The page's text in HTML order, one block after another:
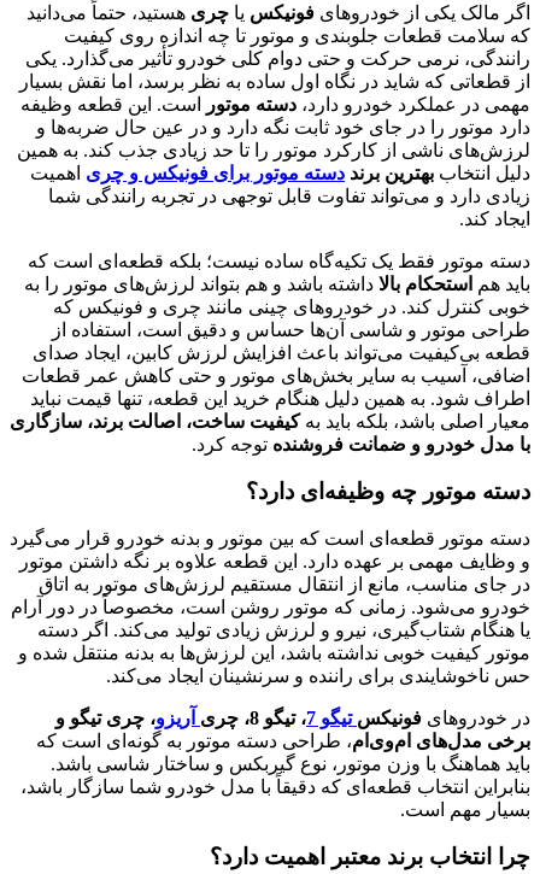
اگر مالک یکی از خودروهای فونیکس یا چری هستید، حتماً می‌دانید
که سلامت قطعات جلوبندی و موتور تا چه اندازه روی کیفیت
رانندگی، نرمی حرکت و حتی دوام کلی خودرو تأثیر می‌گذارد. یکی
از قطعاتی که شاید در نگاه اول ساده به نظر برسد، اما نقش بسیار
مهمی در عملکرد خودرو دارد، دسته موتور
است. این قطعه وظیفه
دارد موتور را در جای خود ثابت نگه دارد و در عین حال ضربه‌ها و
لرزش‌های ناشی از کارکرد موتور را تا حد زیادی جذب کند. به همین
دلیل انتخاب بهترین برند دسته موتور برای فونیکس و چری اهمیت
زیادی دارد و می‌تواند تفاوت قابل توجهی در تجربه رانندگی شما
ایجاد کند.
دسته موتور فقط یک تکیه‌گاه ساده نیست؛ بلکه قطعه‌ای است که
باید هم استحکام بالا داشته باشد و هم بتواند لرزش‌های موتور را به
خوبی کنترل کند. در خودروهای چینی مانند چری و فونیکس که
طراحی موتور و شاسی آن‌ها حساس و دقیق است، استفاده از
قطعه بی‌کیفیت می‌تواند باعث افزایش لرزش کابین، ایجاد صدای
اضافی، آسیب به سایر بخش‌های موتور و حتی کاهش عمر قطعات
اطراف شود. به همین دلیل هنگام خرید این قطعه، تنها قیمت نباید
معیار اصلی باشد، بلکه باید بهکیفیت ساخت، اصالت برند، سازگاری
با مدل خودرو و ضمانت فروشنده توجه کرد.
دسته موتور چه وظیفه‌ای دارد؟
دسته موتور قطعه‌ای است که بین موتور و بدنه خودرو قرار می‌گیرد
و وظایف مهمی بر عهده دارد. این قطعه علاوه بر نگه داشتن موتور
در جای مناسب، مانع از انتقال مستقیم لرزش‌های موتور به اتاق
خودرو می‌شود. زمانی که موتور روشن است، مخصوصاً در دور آرام
یا هنگام شتاب‌گیری، نیرو و لرزش زیادی تولید می‌کند. اگر دسته
موتور کیفیت خوبی نداشته باشد، این لرزش‌ها به بدنه منتقل شده و
حس ناخوشایندی برای راننده و سرنشینان ایجاد می‌کند.
در خودروهای فونیکس تیگو 7 ، تیگو 8، چری آریزو، چری تیگو و
برخی مدل‌های ام‌وی‌ام، طراحی دسته موتور به گونه‌ای است که
باید هماهنگ با وزن موتور، نوع گیربکس و ساختار شاسی باشد.
بنابراین انتخاب قطعه‌ای که دقیقاً با مدل خودرو شما سازگار باشد،
بسیار مهم است.
چرا انتخاب برند معتبر اهمیت دارد؟